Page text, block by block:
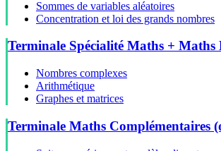
Sommes de variables aléatoires
Concentration et loi des grands nombres
Terminale Spécialité Maths + Maths
Nombres complexes
Arithmétique
Graphes et matrices
Terminale Maths Complémentaires